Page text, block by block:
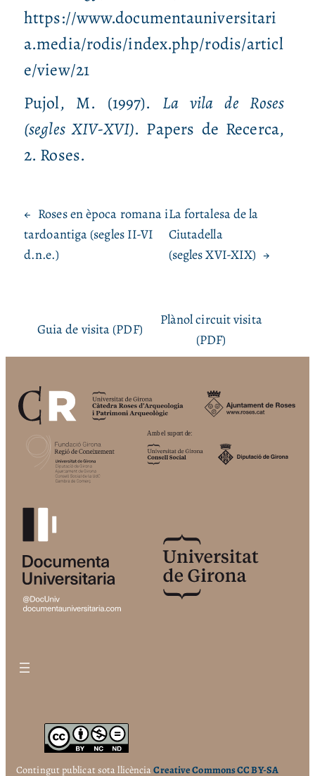
https://www.documentauniversitari
a.media/rodis/index.php/rodis/articl
e/view/21
Pujol, M. (1997). La vila de Roses
(seglesXIV‑XVI). Papers de Recerca,
2. Roses.
← Roses en època romana i
tardoantiga (segles II-VI
d.n.e.)
La fortalesa de la
Ciutadella
(segles XVI-XIX) →
Guia de visita (PDF)
Plànol circuit visita
(PDF)
Contingut publicat sota llicènciaCreative Commons CC BY-SA